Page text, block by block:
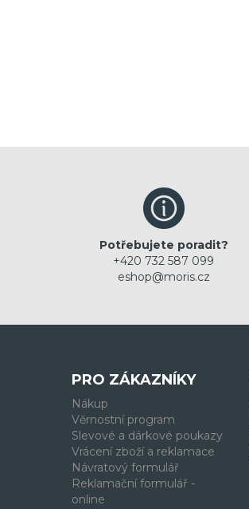
Potřebujete poradit?
+420 732 587 099
eshop@moris.cz
PRO ZÁKAZNÍKY
Nákup
Věrnostní program
Slevové a dárkové poukazy
Vrácení zboží a reklamace
Návratový formulář
Reklamační formulář -
online